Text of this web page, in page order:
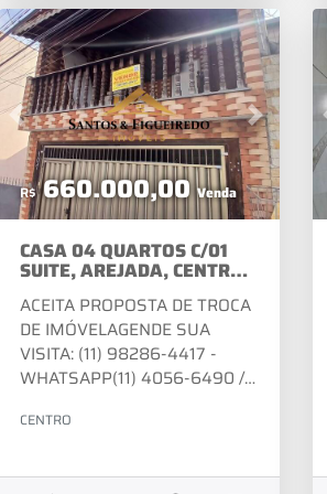
Previous Next
CASA 04 QUARTOS C/01
SUITE, AREJADA, CENTRO
ACEITA PROPOSTA DE TROCA
DE IMÓVELAGENDE SUA
VISITA: (11) 98286-4417 -
WHATSAPP(11) 4056-6490 /
NOSSO SITE:
R$660.000,00Venda
CENTRO